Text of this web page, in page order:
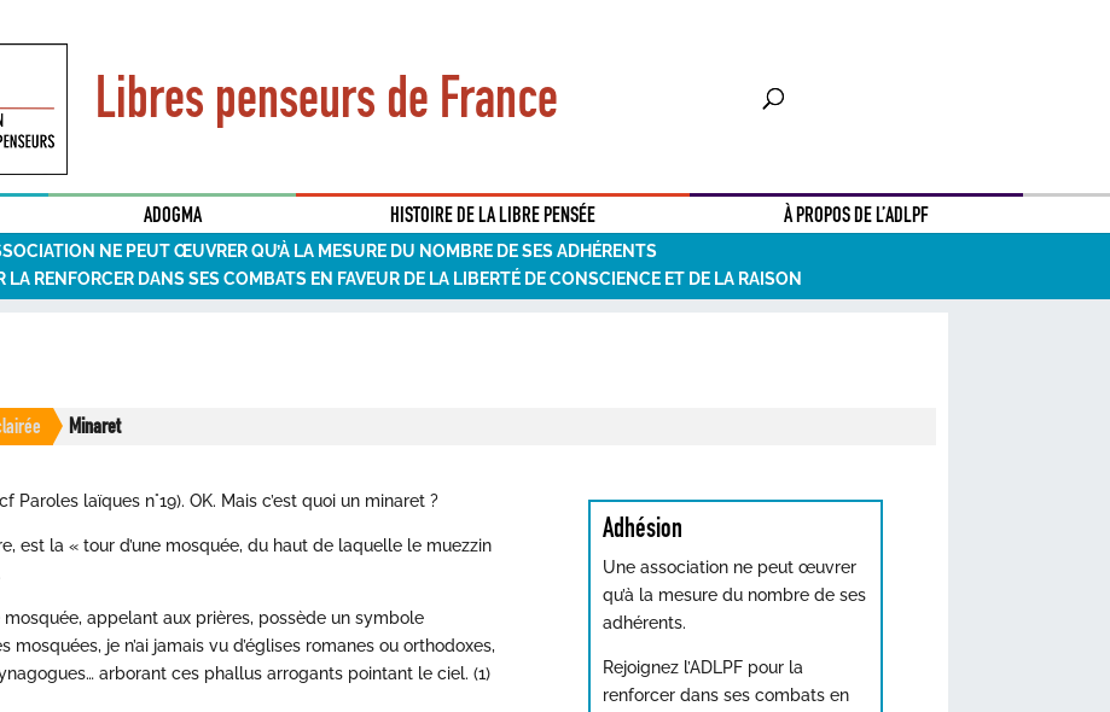
Libres penseurs de France
ADOGMA HISTOIRE DE LA LIBRE PENSÉE À PROPOS DE L’ADLPF
NE PEUT ŒUVRER QU’À LA MESURE DU NOMBRE DE SES ADHÉRENTS
LA RENFORCER DANS SES COMBATS EN FAVEUR DE LA LIBERTÉ DE CONSCIENCE ET DE LA RAISON
Minaret
laïques n°19). OK. Mais c’est quoi un minaret ?
est la « tour d’une mosquée, du haut de laquelle le muezzin
appelant aux prières, possède un symbole
je n’ai jamais vu d’églises romanes ou orthodoxes,
arborant ces phallus arrogants pointant le ciel. (1)
Adhésion
Une association ne peut œuvrer
qu’à la mesure du nombre de ses
adhérents.
Rejoignez l’ADLPF pour la
renforcer dans ses combats en